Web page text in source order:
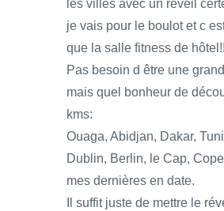
les villes avec un réveil
je vais pour le boulot et c
que la salle fitness de
Pas besoin d être une
mais quel bonheur de
kms:
Ouaga, Abidjan, Dakar,
Dublin, Berlin, le Cap,
mes dernières en date.
Il suffit juste de mettre le